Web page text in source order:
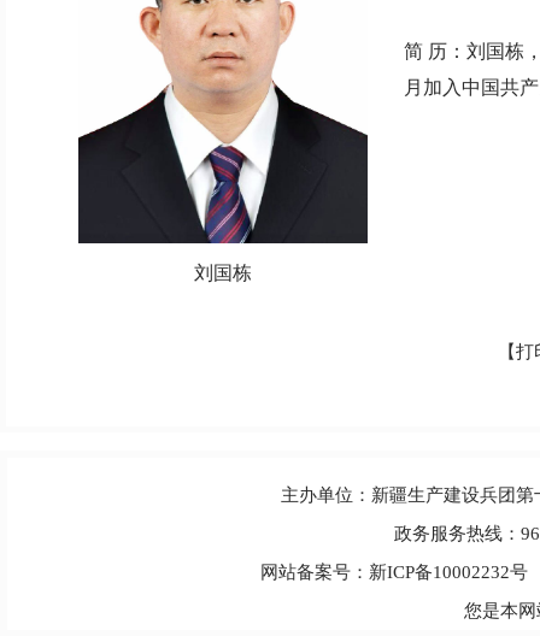
刘国栋
简 历：刘国栋
月加入中国共
【打
主办单位：新疆生产建设兵团
政务服务热线：
网站备案号：新ICP备10002232
您是本网